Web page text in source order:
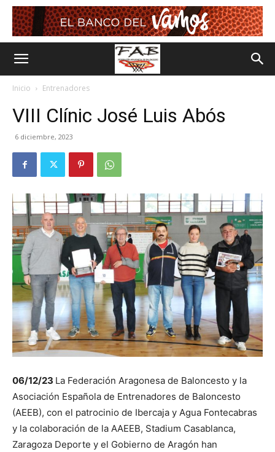
Inicio Entrenadores
VIII Clínic José Luis Abós
6 diciembre, 2023
06/12/23 La Federación Aragonesa de Baloncesto y la
Asociación Española de Entrenadores de Baloncesto
(AEEB), con el patrocinio de Ibercaja y Agua Fontecabras
y la colaboración de la AAEEB, Stadium Casablanca,
Zaragoza Deporte y el Gobierno de Aragón han